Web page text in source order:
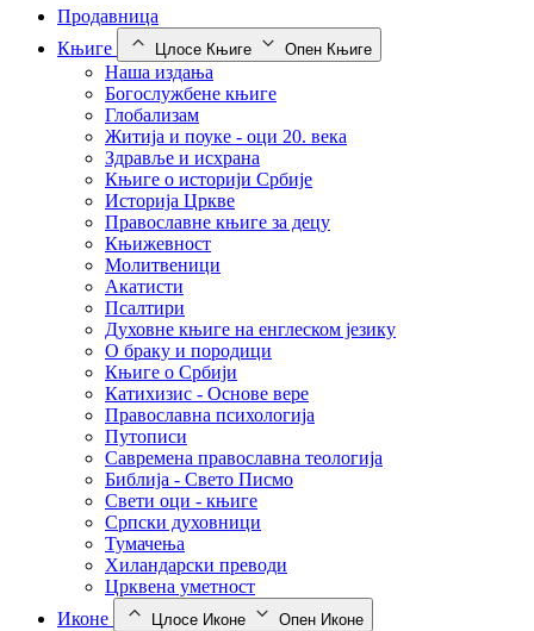
Продавница
Књиге
Цлосе Књиге Опен Књиге
Наша издања
Богослужбене књиге
Глобализам
Житија и поуке - оци 20. века
Здравље и исхрана
Књиге о историји Србије
Историја Цркве
Православне књиге за децу
Књижевност
Молитвеници
Акатисти
Псалтири
Духовне књиге на енглеском језику
О браку и породици
Књиге о Србији
Катихизис - Основе вере
Православна психологија
Путописи
Савремена православна теологија
Библија - Свето Писмо
Свети оци - књиге
Српски духовници
Тумачења
Хиландарски преводи
Црквена уметност
Иконе
Цлосе Иконе Опен Иконе